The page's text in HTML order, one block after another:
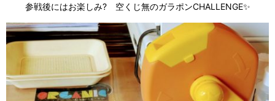
参戦後にはお楽しみ? 空くじ無のガラポンCHALLENGE✨